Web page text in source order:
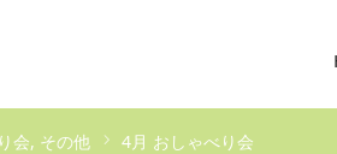
会 その他 4月 おしゃべり会